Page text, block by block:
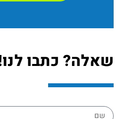
שאלה? כתבו לנו!